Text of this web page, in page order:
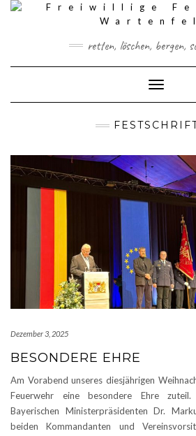
Skip
retten, löschen, bergen,
Toggle
Dezember 3, 2025
BESONDERE EHRE
Am Vorabend unseres diesjährigen
Feuerwehr eine besondere Ehre
Bayerischen Ministerpräsidenten Dr.
beiden Kommandanten und